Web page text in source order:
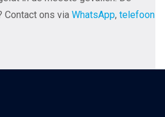
Contact ons via WhatsApp, telefoon